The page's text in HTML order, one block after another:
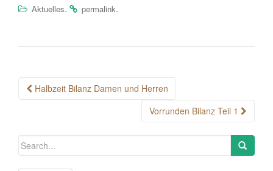
Aktuelles. permalink.
Post
Halbzeit Bilanz Damen und Herren
Vorrunden Bilanz Teil 1